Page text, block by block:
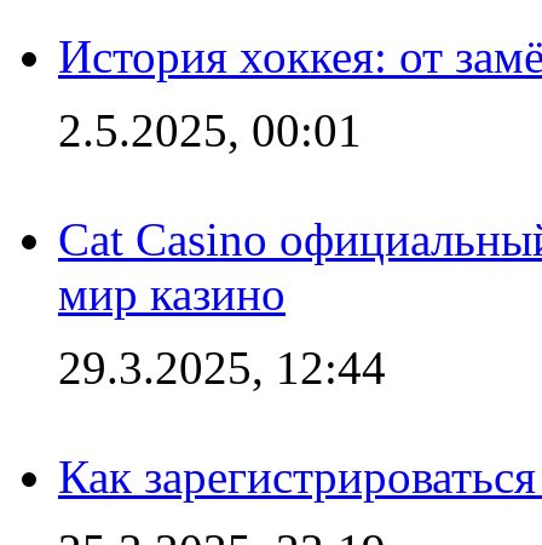
История хоккея: от
2.5.2025, 00:01
Cat Casino
мир казино
29.3.2025, 12:44
Как